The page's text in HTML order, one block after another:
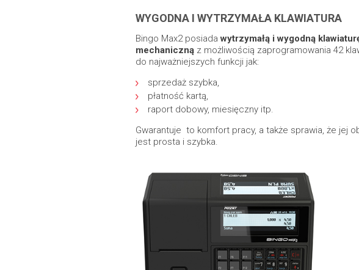
WYGODNA I WYTRZYMAŁA KLAWIATURA
Bingo Max2 posiadawytrzymałą i wygodną
mechaniczną z możliwością zaprogramowania 42
do najważniejszych funkcji jak:
sprzedaż szybka,
płatność kartą,
raport dobowy, miesięczny itp.
Gwarantuje to komfort pracy, a także sprawia, że jej
jest prosta i szybka.